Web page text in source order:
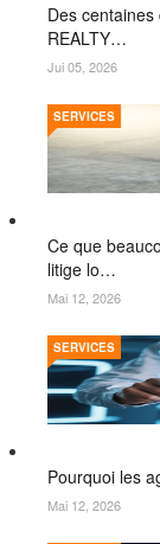
Des
REALTY…
Jui 05, 2026
Ce que
litige lo…
SERVICES
Mai 12, 2026
Pourquoi les
SERVICES
Mai 12, 2026